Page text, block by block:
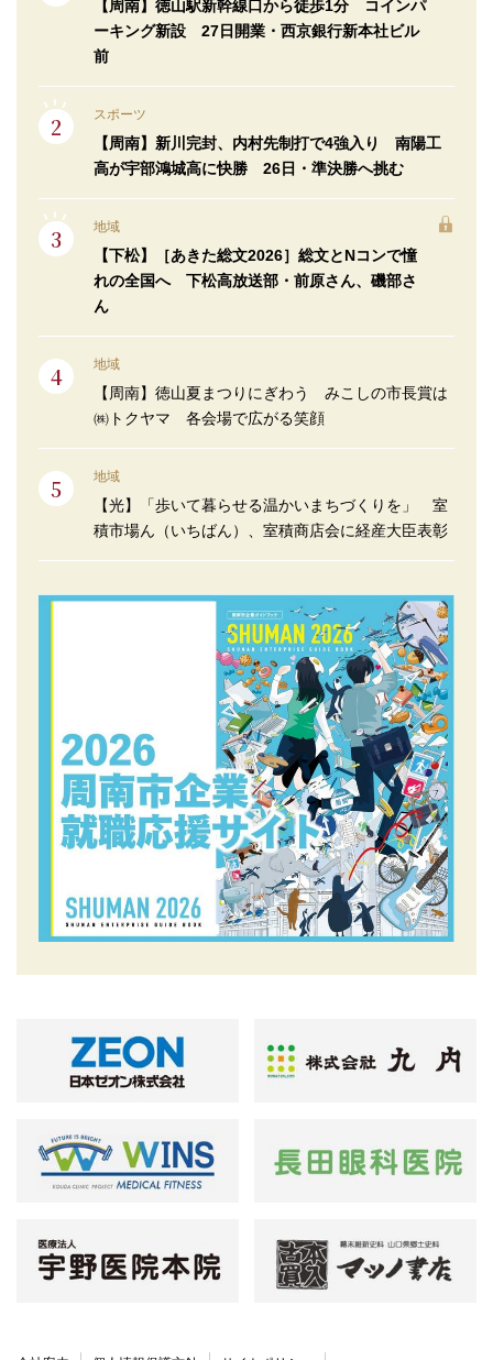
【周南】徳山駅新幹線口から徒歩1分 コインパ
ーキング新設 27日開業・西京銀行新本社ビル
前
スポーツ
【周南】新川完封、内村先制打で4強入り 南陽工
高が宇部鴻城高に快勝 26日・準決勝へ挑む
地域
【下松】［あきた総文2026］総文とNコンで憧
れの全国へ 下松高放送部・前原さん、磯部さ
ん
地域
【周南】徳山夏まつりにぎわう みこしの市長賞は
㈱トクヤマ 各会場で広がる笑顔
地域
【光】「歩いて暮らせる温かいまちづくりを」 室
積市場ん（いちばん）、室積商店会に経産大臣表彰